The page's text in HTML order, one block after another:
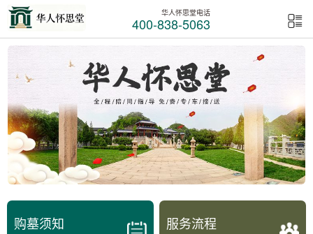
华人怀思堂电话
400-838-5063
购墓须知 服务流程